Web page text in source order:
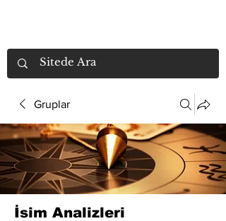
Gruplar
İsim Analizleri